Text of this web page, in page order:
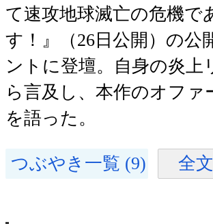
て速攻地球滅亡の危機で
す！』（26日公開）の公
ントに登壇。自身の炎上
ら言及し、本作のオファ
を語った。
つぶやき一覧 (9) 全